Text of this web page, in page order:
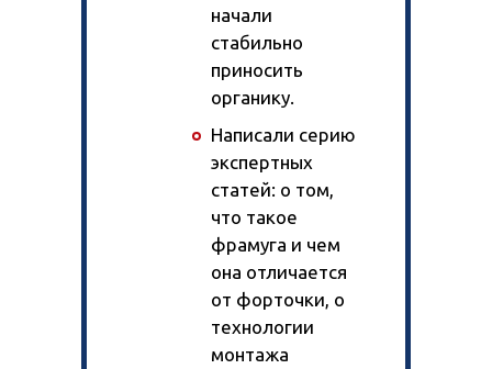
начали
стабильно
приносить
органику.
Написали серию
экспертных
статей: о том,
что такое
фрамуга и чем
она отличается
от форточки, о
технологии
монтажа